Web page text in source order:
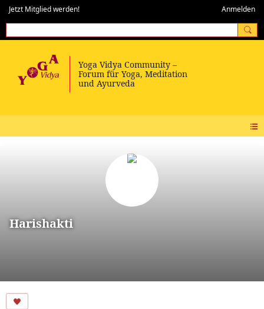
Jetzt Mitglied werden! Anmelden
Harishakti